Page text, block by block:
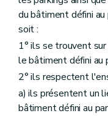
du bâtiment défini au
soit :
1° ils se trouvent
le bâtiment défini au
2° ils respectent
a) ils présentent un
bâtiment défini au